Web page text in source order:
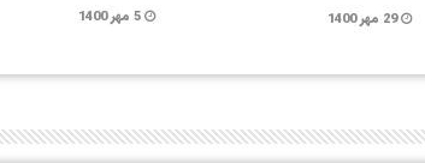
29 مهر 1400 5 مهر 1400